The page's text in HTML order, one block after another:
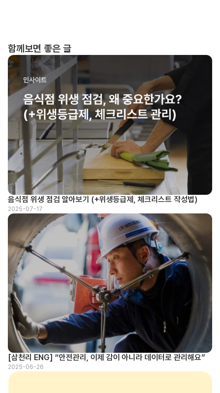
함께보면 좋은 글
음식점 위생 점검 알아보기 (+위생등급제, 체크리스트 작성법)
2025-07-17
[삼천리 ENG] “안전관리, 이제 감이 아니라 데이터로 관리해요”
2025-06-26